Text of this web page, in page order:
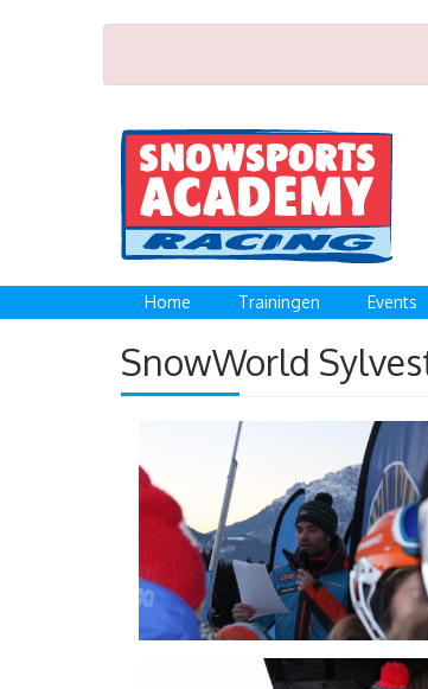
Home Trainingen Events
SnowWorld